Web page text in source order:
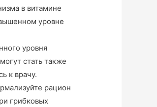
в витамине
уровне
уровня
стать также
к врачу.
рацион
грибковых